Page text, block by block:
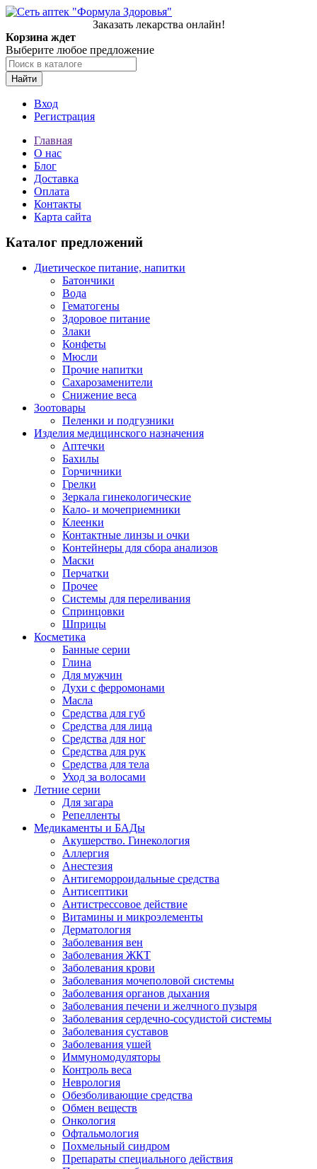
Заказать лекарства онлайн!
Корзина ждет
Выберите любое предложение
Найти
Вход
Регистрация
Главная
О нас
Блог
Доставка
Оплата
Контакты
Карта сайта
Каталог предложений
Диетическое питание, напитки
Батончики
Вода
Гематогены
Здоровое питание
Злаки
Конфеты
Мюсли
Прочие напитки
Сахарозаменители
Снижение веса
Зоотовары
Пеленки и подгузники
Изделия медицинского назначения
Аптечки
Бахилы
Горчичники
Грелки
Зеркала гинекологические
Кало- и мочеприемники
Клеенки
Контактные линзы и очки
Контейнеры для сбора анализов
Маски
Перчатки
Прочее
Системы для переливания
Спринцовки
Шприцы
Косметика
Банные серии
Глина
Для мужчин
Духи с ферромонами
Масла
Средства для губ
Средства для лица
Средства для ног
Средства для рук
Средства для тела
Уход за волосами
Летние серии
Для загара
Репелленты
Медикаменты и БАДы
Акушерство. Гинекология
Аллергия
Анестезия
Антигеморроидальные средства
Антисептики
Антистрессовое действие
Витамины и микроэлементы
Дерматология
Заболевания вен
Заболевания ЖКТ
Заболевания крови
Заболевания мочеполовой системы
Заболевания органов дыхания
Заболевания печени и желчного пузыря
Заболевания сердечно-сосудистой системы
Заболевания суставов
Заболевания ушей
Иммуномодуляторы
Контроль веса
Неврология
Обезболивающие средства
Обмен веществ
Онкология
Офтальмология
Похмельный синдром
Препараты специального действия